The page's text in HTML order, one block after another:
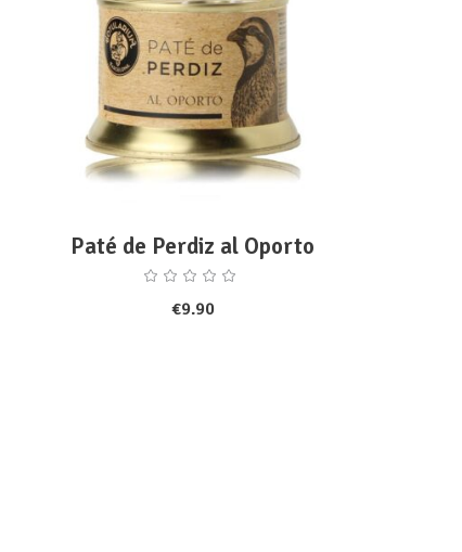
ADD TO CART
Paté de Perdiz al Oporto
€9.90